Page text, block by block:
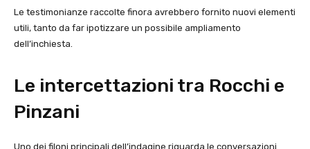
Le testimonianze raccolte finora avrebbero fornito nuovi elementi
utili, tanto da far ipotizzare un possibile ampliamento
dell’inchiesta.
Le intercettazioni tra Rocchi e
Pinzani
Uno dei filoni principali dell’indagine riguarda le conversazioni